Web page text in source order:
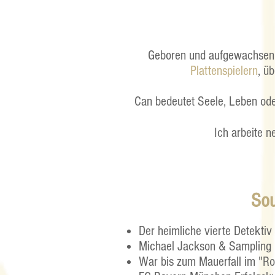
Geboren und
Plattenspielern,
Can bedeutet Seele, Leben
Ich arbeite
Der heimliche vierte
Michael Jackson & Sampling
War bis zum Mauerfall im